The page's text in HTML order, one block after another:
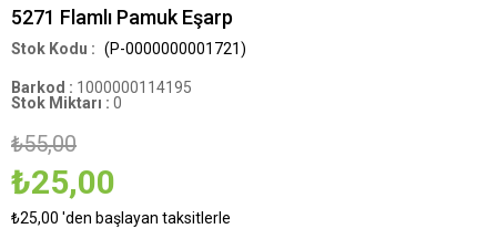
5271 Flamlı Pamuk Eşarp
(P-0000000001721)
Barkod : 1000000114195
Stok Miktarı : 0
₺55,00
₺25,00
₺25,00 'den başlayan taksitlerle